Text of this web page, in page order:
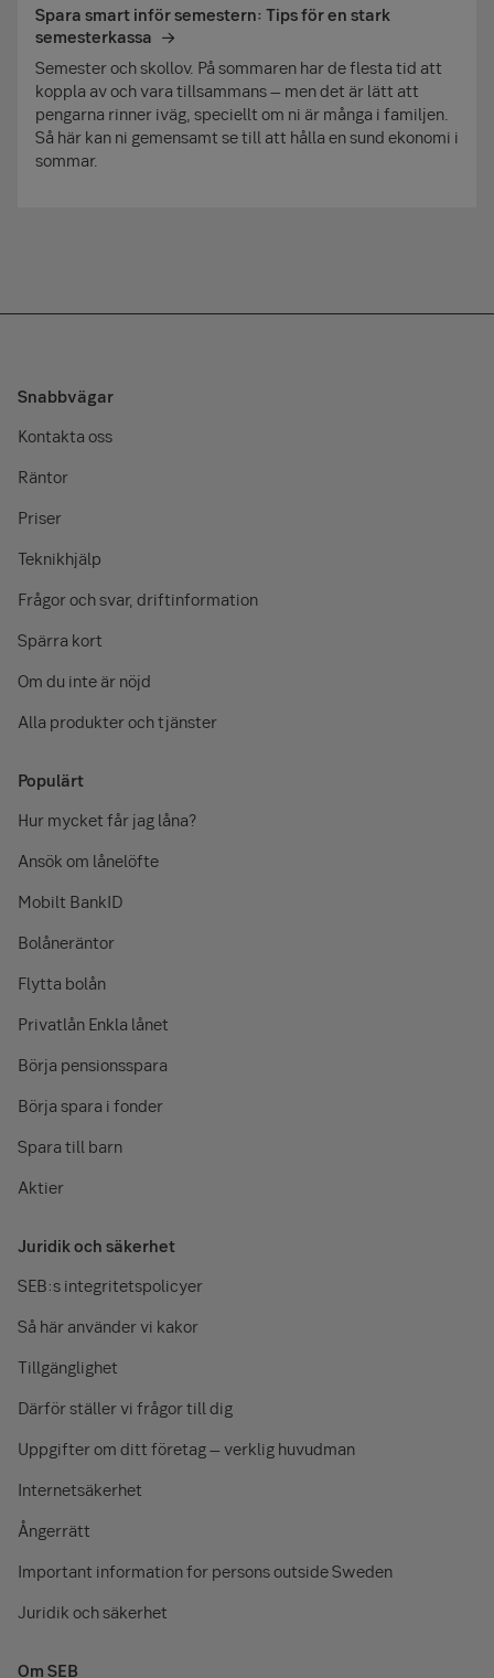
Spara smart inför semestern: Tips för en stark
semesterkassa
Semester och skollov. På sommaren har de flesta tid att
koppla av och vara tillsammans – men det är lätt att
pengarna rinner iväg, speciellt om ni är många i familjen.
Så här kan ni gemensamt se till att hålla en sund ekonomi i
sommar.
Snabbvägar
Kontakta oss
Räntor
Priser
Teknikhjälp
Frågor och svar, driftinformation
Spärra kort
Om du inte är nöjd
Alla produkter och tjänster
Populärt
Hur mycket får jag låna?
Ansök om lånelöfte
Mobilt BankID
Bolåneräntor
Flytta bolån
Privatlån Enkla lånet
Börja pensionsspara
Börja spara i fonder
Spara till barn
Aktier
Juridik och säkerhet
SEB:s integritetspolicyer
Så här använder vi kakor
Tillgänglighet
Därför ställer vi frågor till dig
Uppgifter om ditt företag – verklig huvudman
Internetsäkerhet
Ångerrätt
Important information for persons outside Sweden
Juridik och säkerhet
Om SEB